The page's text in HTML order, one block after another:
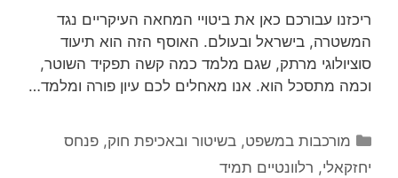
ריכזנו עבורכם כאן את ביטויי המחאה העיקריים נגד
המשטרה, בישראל ובעולם. האוסף הזה הוא תיעוד
סוציולוגי מרתק, שגם מלמד כמה קשה תפקיד השוטר,
וכמה מתסכל הוא. אנו מאחלים לכם עיון פורה ומלמד…
קטגוריות
מורכבות במשפט, בשיטור ובאכיפת חוק,פנחס
יחזקאלי, רלוונטיים תמיד